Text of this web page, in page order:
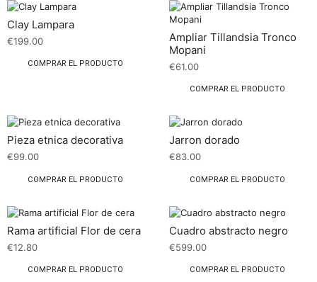
Clay Lampara
€199.00
COMPRAR EL PRODUCTO
Ampliar Tillandsia Tronco
Mopani
€61.00
COMPRAR EL PRODUCTO
Pieza etnica decorativa
€99.00
COMPRAR EL PRODUCTO
Jarron dorado
€83.00
COMPRAR EL PRODUCTO
Rama artificial Flor de cera
€12.80
COMPRAR EL PRODUCTO
Cuadro abstracto negro
€599.00
COMPRAR EL PRODUCTO